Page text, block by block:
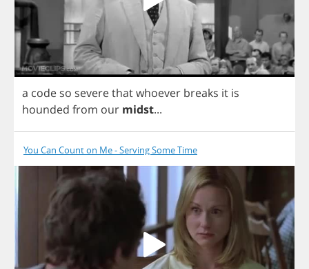
a code so severethatwhoever breaks it is
hounded from our midst...
You Can Count on Me - Serving Some Time